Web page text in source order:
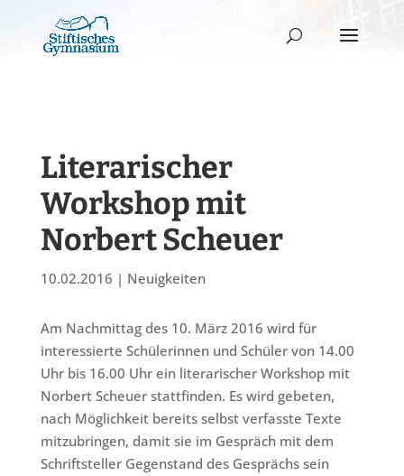
Literarischer
Workshop mit
Norbert Scheuer
10.02.2016 | Neuigkeiten
Am Nachmittag des 10. März 2016 wird für
interessierte Schülerinnen und Schüler von 14.00
Uhr bis 16.00 Uhr ein literarischer Workshop mit
Norbert Scheuer stattfinden. Es wird gebeten,
nach Möglichkeit bereits selbst verfasste Texte
mitzubringen, damit sie im Gespräch mit dem
Schriftsteller Gegenstand des Gesprächs sein